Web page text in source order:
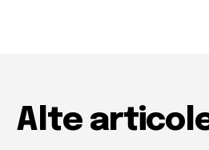
Alte